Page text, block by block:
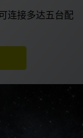
连接多达五台配